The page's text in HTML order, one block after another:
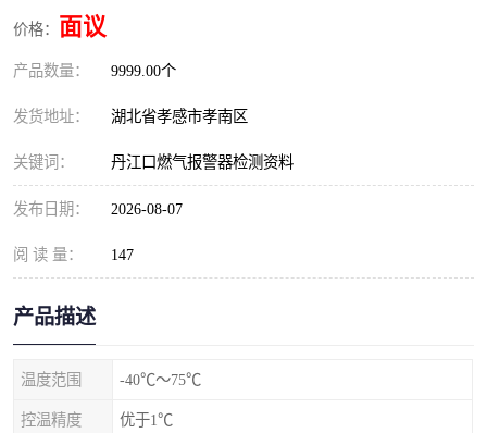
价格： 面议
产品数量： 9999.00个
发货地址： 湖北省孝感市孝南区
关键词： 丹江口燃气报警器检测资料
发布日期： 2026-08-07
阅 读 量： 147
产品描述
温度范围 -40℃～75℃
控温精度 优于1℃